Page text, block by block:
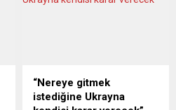
Liberal-sosyalist koalisyon,
Yeniden seçimlere mi
gidilecek yoksa uzun soluklu
bir açmaza mı girilecek?
“Nereye gitmek
istediğine Ukrayna